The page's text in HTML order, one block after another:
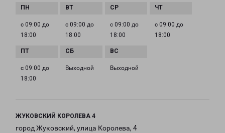
с 09:00 до
18:00
с 09:00 до
18:00
с 09:00 до
18:00
с 09:00 до
18:00
с 09:00 до
18:00
Выходной Выходной
ЖУКОВСКИЙ КОРОЛЕВА 4
город Жуковский, улица Королева, 4